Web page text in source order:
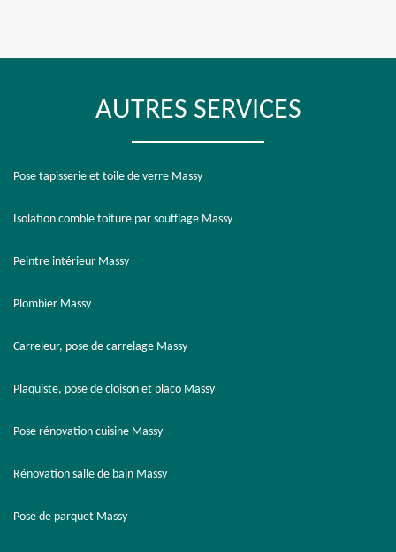
AUTRES SERVICES
Pose tapisserie et toile de verre Massy
Isolation comble toiture par soufflage Massy
Peintre intérieur Massy
Plombier Massy
Carreleur, pose de carrelage Massy
Plaquiste, pose de cloison et placo Massy
Pose rénovation cuisine Massy
Rénovation salle de bain Massy
Pose de parquet Massy